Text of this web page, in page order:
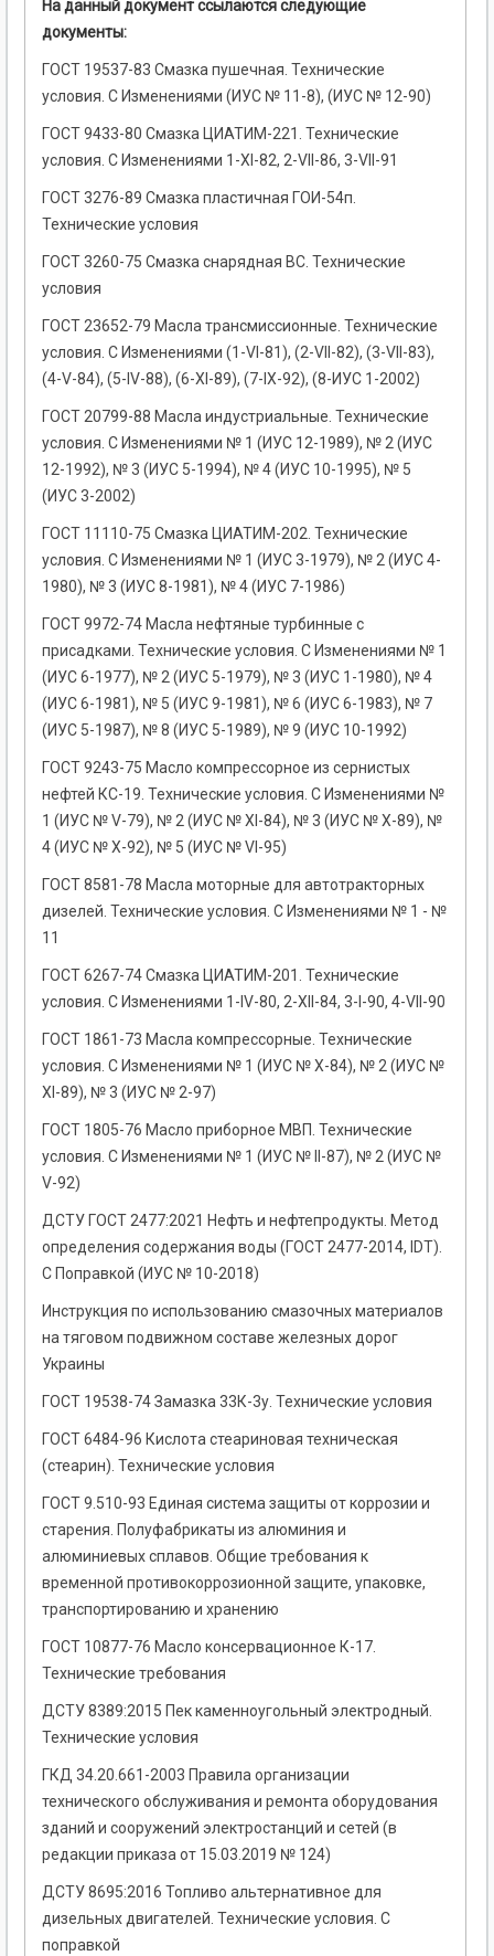
На данный документ ссылаются следующие
документы:
ГОСТ 19537-83 Смазка пушечная. Технические
условия. С Изменениями (ИУС № 11-8), (ИУС № 12-90)
ГОСТ 9433-80 Смазка ЦИАТИМ-221. Технические
условия. С Изменениями 1-ХI-82, 2-VII-86, 3-VII-91
ГОСТ 3276-89 Смазка пластичная ГОИ-54п.
Технические условия
ГОСТ 3260-75 Смазка снарядная ВС. Технические
условия
ГОСТ 23652-79 Масла трансмиссионные. Технические
условия. С Изменениями (1-VI-81), (2-VII-82), (3-VII-83),
(4-V-84), (5-IV-88), (6-ХI-89), (7-IХ-92), (8-ИУС 1-2002)
ГОСТ 20799-88 Масла индустриальные. Технические
условия. С Изменениями № 1 (ИУС 12-1989), № 2 (ИУС
12-1992), № 3 (ИУС 5-1994), № 4 (ИУС 10-1995), № 5
(ИУС 3-2002)
ГОСТ 11110-75 Смазка ЦИАТИМ-202. Технические
условия. С Изменениями № 1 (ИУС 3-1979), № 2 (ИУС 4-
1980), № 3 (ИУС 8-1981), № 4 (ИУС 7-1986)
ГОСТ 9972-74 Масла нефтяные турбинные с
присадками. Технические условия. С Изменениями № 1
(ИУС 6-1977), № 2 (ИУС 5-1979), № 3 (ИУС 1-1980), № 4
(ИУС 6-1981), № 5 (ИУС 9-1981), № 6 (ИУС 6-1983), № 7
(ИУС 5-1987), № 8 (ИУС 5-1989), № 9 (ИУС 10-1992)
ГОСТ 9243-75 Масло компрессорное из сернистых
нефтей КС-19. Технические условия. С Изменениями №
1 (ИУС № V-79), № 2 (ИУС № ХI-84), № 3 (ИУС № Х-89), №
4 (ИУС № Х-92), № 5 (ИУС № VI-95)
ГОСТ 8581-78 Масла моторные для автотракторных
дизелей. Технические условия. С Изменениями № 1 - №
11
ГОСТ 6267-74 Смазка ЦИАТИМ-201. Технические
условия. С Изменениями 1-IV-80, 2-ХII-84, 3-I-90, 4-VII-90
ГОСТ 1861-73 Масла компрессорные. Технические
условия. С Изменениями № 1 (ИУС № Х-84), № 2 (ИУС №
ХI-89), № 3 (ИУС № 2-97)
ГОСТ 1805-76 Масло приборное МВП. Технические
условия. С Изменениями № 1 (ИУС № II-87), № 2 (ИУС №
V-92)
ДСТУ ГОСТ 2477:2021 Нефть и нефтепродукты. Метод
определения содержания воды (ГОСТ 2477-2014, IDT).
С Поправкой (ИУС № 10-2018)
Инструкция по использованию смазочных материалов
на тяговом подвижном составе железных дорог
Украины
ГОСТ 19538-74 Замазка 33К-3у. Технические условия
ГОСТ 6484-96 Кислота стеариновая техническая
(стеарин). Технические условия
ГОСТ 9.510-93 Единая система защиты от коррозии и
старения. Полуфабрикаты из алюминия и
алюминиевых сплавов. Общие требования к
временной противокоррозионной защите, упаковке,
транспортированию и хранению
ГОСТ 10877-76 Масло консервационное К-17.
Технические требования
ДСТУ 8389:2015 Пек каменноугольный электродный.
Технические условия
ГКД 34.20.661-2003 Правила организации
технического обслуживания и ремонта оборудования
зданий и сооружений электростанций и сетей (в
редакции приказа от 15.03.2019 № 124)
ДСТУ 8695:2016 Топливо альтернативное для
дизельных двигателей. Технические условия. С
поправкой